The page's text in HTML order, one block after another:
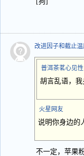
改进因子和截止
普洱茶茗心见性
胡言乱语，
火星网友
说明你身边的
不一定，苹果